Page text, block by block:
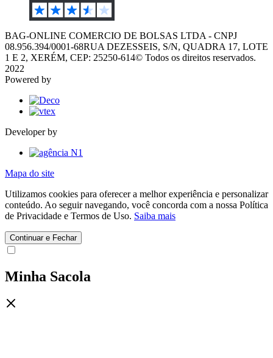
BAG-ONLINE COMERCIO DE BOLSAS LTDA - CNPJ
08.956.394/0001-68RUA DEZESSEIS, S/N, QUADRA 17, LOTE
1 E 2, XERÉM, CEP: 25250-614© Todos os direitos reservados.
2022
Powered by
Developer by
Mapa do site
Utilizamos cookies para oferecer a melhor experiência e personalizar
conteúdo. Ao seguir navegando, você concorda com a nossa Política
de Privacidade e Termos de Uso. Saiba mais
Continuar e Fechar
Minha Sacola